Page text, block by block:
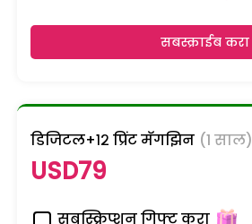
सबस्क्राईब करा
डिजिटल+१२ प्रिंट मॅगझिन (1 साल)
USD79
सबस्क्रिप्शन गिफ्ट करा